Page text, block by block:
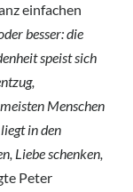
einfachen
besser: die
speist sich
Menschen
in den
Liebe schenken,
Peter